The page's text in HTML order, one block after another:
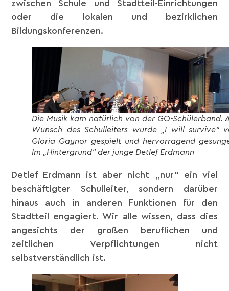
zwischen Schule und Stadtteil-Einrichtungen
oder die lokalen und bezirklichen
Bildungskonferenzen.
Die Musik kam natürlich von der GO-Schülerband.
Wunsch des Schulleiters wurde „I will survive“
Gloria Gaynor gespielt und hervorragend
Im „Hintergrund“ der junge Detlef Erdmann
Detlef Erdmann ist aber nicht „nur“ ein viel
beschäftigter Schulleiter, sondern darüber
hinaus auch in anderen Funktionen für den
Stadtteil engagiert. Wir alle wissen, dass dies
angesichts der großen beruflichen und
zeitlichen Verpflichtungen nicht
selbstverständlich ist.